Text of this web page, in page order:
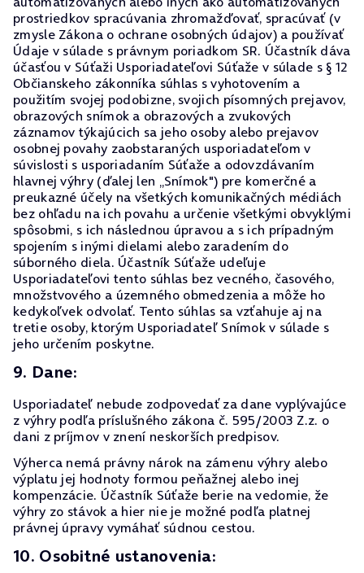
prostriedkov spracúvania zhromažďovať, spracúvať (v
zmysle Zákona o ochrane osobných údajov) a používať
Údaje v súlade s právnym poriadkom SR. Účastník dáva
účasťou v Súťaži Usporiadateľovi Súťaže v súlade s § 12
Občianskeho zákonníka súhlas s vyhotovením a
použitím svojej podobizne, svojich písomných prejavov,
obrazových snímok a obrazových a zvukových
záznamov týkajúcich sa jeho osoby alebo prejavov
osobnej povahy zaobstaraných usporiadateľom v
súvislosti s usporiadaním Súťaže a odovzdávaním
hlavnej výhry (ďalej len „Snímok") pre komerčné a
preukazné účely na všetkých komunikačných médiách
bez ohľadu na ich povahu a určenie všetkými obvyklými
spôsobmi, s ich následnou úpravou a s ich prípadným
spojením s inými dielami alebo zaradením do
súborného diela. Účastník Súťaže udeľuje
Usporiadateľovi tento súhlas bez vecného, časového,
množstvového a územného obmedzenia a môže ho
kedykoľvek odvolať. Tento súhlas sa vzťahuje aj na
tretie osoby, ktorým Usporiadateľ Snímok v súlade s
jeho určením poskytne.
9. Dane:
Usporiadateľ nebude zodpovedať za dane vyplývajúce
z výhry podľa príslušného zákona č. 595/2003 Z.z. o
dani z príjmov v znení neskorších predpisov.
Výherca nemá právny nárok na zámenu výhry alebo
výplatu jej hodnoty formou peňažnej alebo inej
kompenzácie. Účastník Súťaže berie na vedomie, že
výhry zo stávok a hier nie je možné podľa platnej
právnej úpravy vymáhať súdnou cestou.
10. Osobitné ustanovenia: